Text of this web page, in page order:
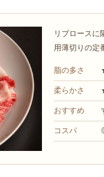
リブロースに
用薄切りの定
脂の多さ
柔らかさ
おすすめ
コスパ